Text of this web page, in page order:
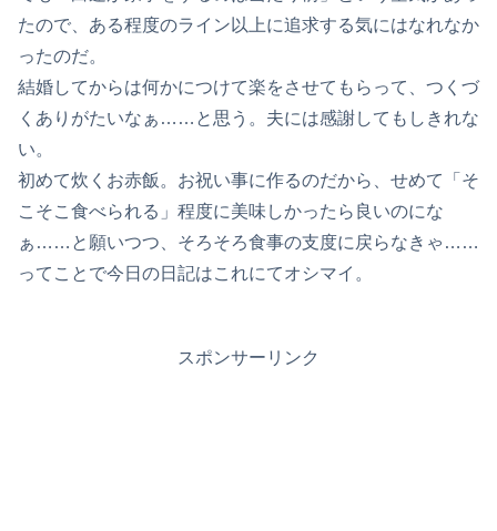
たので、ある程度のライン以上に追求する気にはなれなか
ったのだ。
結婚してからは何かにつけて楽をさせてもらって、つくづ
くありがたいなぁ……と思う。夫には感謝してもしきれな
い。
初めて炊くお赤飯。お祝い事に作るのだから、せめて「そ
こそこ食べられる」程度に美味しかったら良いのにな
ぁ……と願いつつ、そろそろ食事の支度に戻らなきゃ……
ってことで今日の日記はこれにてオシマイ。
スポンサーリンク